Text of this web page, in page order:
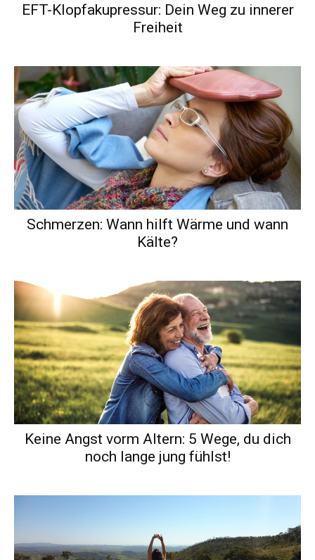
EFT-Klopfakupressur: Dein Weg zu innerer
Freiheit
Schmerzen: Wann hilft Wärme und wann
Kälte?
Keine Angst vorm Altern: 5 Wege, du dich
noch lange jung fühlst!